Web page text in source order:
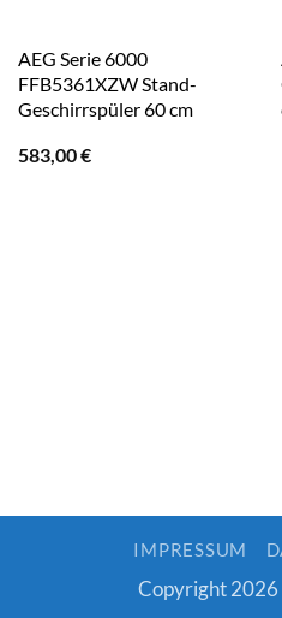
AEG Serie 6000
FFB5361XZW Stand-
Geschirrspüler 60 cm
583,00€
IMPRESSUM
Copyright